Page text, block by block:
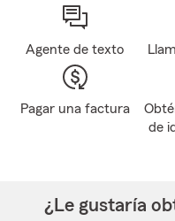
Agente de texto
Pagar una factura
de
¿Le gustaría